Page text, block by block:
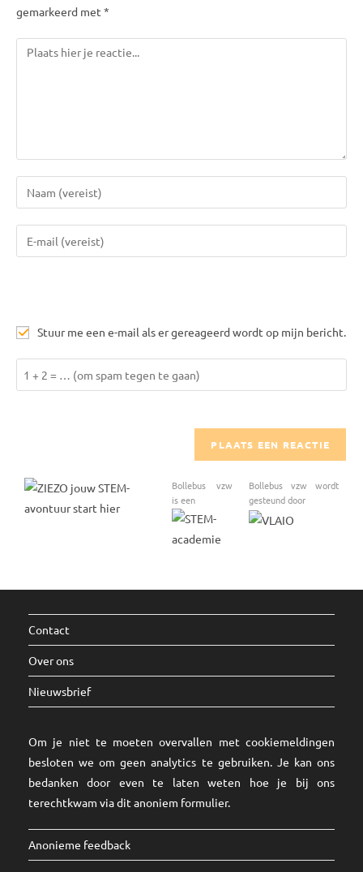
gemarkeerd met *
Reactie
je
naam
te
je
om
te
kunnen
reageren
Stuur me een e-mail als er gereageerd wordt op mijn bericht.
1
te
kunnen
Bollebus vzw
is een
Bollebus vzw wordt
gesteund door
Contact
Over ons
Nieuwsbrief
Om je niet te moeten overvallen met cookiemeldingen
besloten we om geen analytics te gebruiken. Je kan ons
bedanken door even te laten weten hoe je bij ons
terechtkwam via dit anoniem formulier.
Anonieme feedback